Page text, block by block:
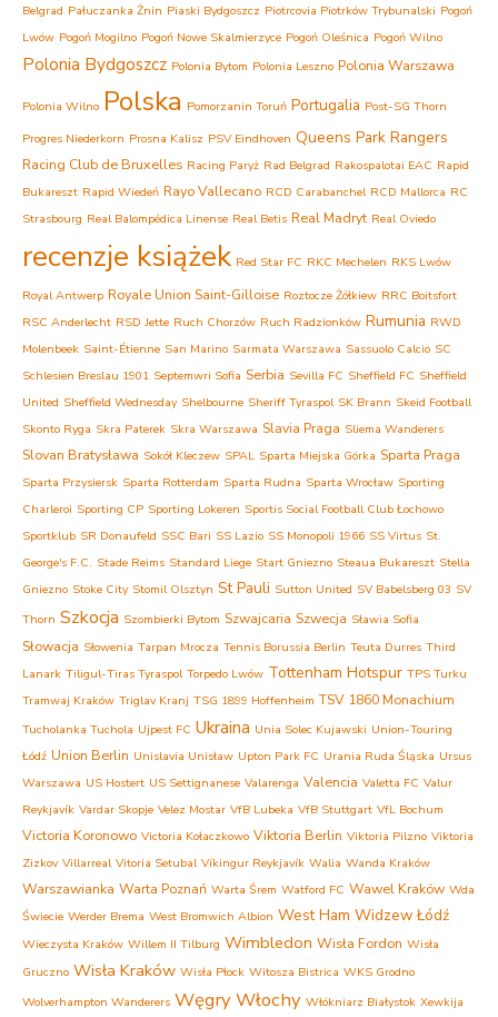
Belgrad Pałuczanka Żnin Piaski Bydgoszcz Piotrcovia Piotrków Trybunalski Pogoń
Lwów Pogoń Mogilno Pogoń Nowe Skalmierzyce Pogoń Oleśnica Pogoń Wilno
Polonia Bydgoszcz Polonia Bytom Polonia Leszno Polonia Warszawa
Polonia Wilno Polska Pomorzanin Toruń Portugalia Post-SG Thorn
Progres Niederkorn Prosna Kalisz PSV Eindhoven Queens Park Rangers
Racing Club de Bruxelles Racing Paryż Rad Belgrad Rakospalotai EAC Rapid
Bukareszt Rapid Wiedeń Rayo Vallecano RCD Carabanchel RCD Mallorca RC
Strasbourg Real Balompédica Linense Real Betis Real Madryt Real Oviedo
recenzje książek Red Star FC RKC Mechelen RKS Lwów
Royal Antwerp Royale Union Saint-Gilloise Roztocze Żółkiew RRC Boitsfort
RSC Anderlecht RSD Jette Ruch Chorzów Ruch Radzionków Rumunia RWD
Molenbeek Saint-Étienne San Marino Sarmata Warszawa Sassuolo Calcio SC
Schlesien Breslau 1901 Septemwri Sofia Serbia Sevilla FC Sheffield FC Sheffield
United Sheffield Wednesday Shelbourne Sheriff Tyraspol SK Brann Skeid Football
Skonto Ryga Skra Paterek Skra Warszawa Slavia Praga Sliema Wanderers
Slovan Bratysława Sokół Kleczew SPAL Sparta Miejska Górka Sparta Praga
Sparta Przysiersk Sparta Rotterdam Sparta Rudna Sparta Wrocław Sporting
Charleroi Sporting CP Sporting Lokeren Sportis Social Football Club Łochowo
Sportklub SR Donaufeld SSC Bari SS Lazio SS Monopoli 1966 SS Virtus St.
George's F.C. Stade Reims Standard Liege Start Gniezno Steaua Bukareszt Stella
Gniezno Stoke City Stomil Olsztyn St Pauli Sutton United SV Babelsberg 03 SV
Thorn Szkocja Szombierki Bytom Szwajcaria Szwecja Sławia Sofia
Słowacja Słowenia Tarpan Mrocza Tennis Borussia Berlin Teuta Durres Third
Lanark Tiligul-Tiras Tyraspol Torpedo Lwów Tottenham Hotspur TPS Turku
Tramwaj Kraków Triglav Kranj TSG 1899 Hoffenheim TSV 1860 Monachium
Tucholanka Tuchola Ujpest FC Ukraina Unia Solec Kujawski Union-Touring
Łódź Union Berlin Unislavia Unisław Upton Park FC Urania Ruda Śląska Ursus
Warszawa US Hostert US Settignanese Valarenga Valencia Valetta FC Valur
Reykjavík Vardar Skopje Velez Mostar VfB Lubeka VfB Stuttgart VfL Bochum
Victoria Koronowo Victoria Kołaczkowo Viktoria Berlin Viktoria Pilzno Viktoria
Zizkov Villarreal Vitoria Setubal Víkingur Reykjavík Walia Wanda Kraków
Warszawianka Warta Poznań Warta Śrem Watford FC Wawel Kraków Wda
Świecie Werder Brema West Bromwich Albion West Ham Widzew Łódź
Wieczysta Kraków Willem II Tilburg Wimbledon Wisła Fordon Wisła
Gruczno Wisła Kraków Wisła Płock Witosza Bistrica WKS Grodno
Wolverhampton Wanderers WęgryWłochy Włókniarz Białystok Xewkija